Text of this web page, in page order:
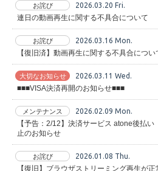
お詫び 2026.03.20 Fri.
連日の動画再生に関する不具合について
お詫び 2026.03.16 Mon.
【復旧済】動画再生に関する不具合につい
大切なお知らせ 2026.03.11 Wed.
■■■VISA決済再開のお知らせ■■■
メンテナンス 2026.02.09 Mon.
【予告：2/12】決済サービス atone後払
止のお知らせ
お詫び 2026.01.08 Thu.
【復旧】ブラウザストリーミング再生が